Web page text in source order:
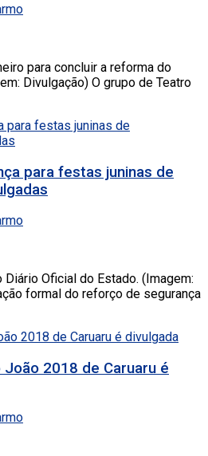
para concluir a reforma do
Divulgação) O grupo de Teatro
para festas juninas de
Oficial do Estado. (Imagem:
formal do reforço de segurança
2018 de Caruaru é